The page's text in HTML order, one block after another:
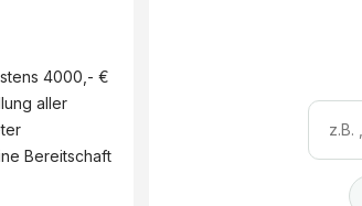
4000,- €
aller
Bereitschaft